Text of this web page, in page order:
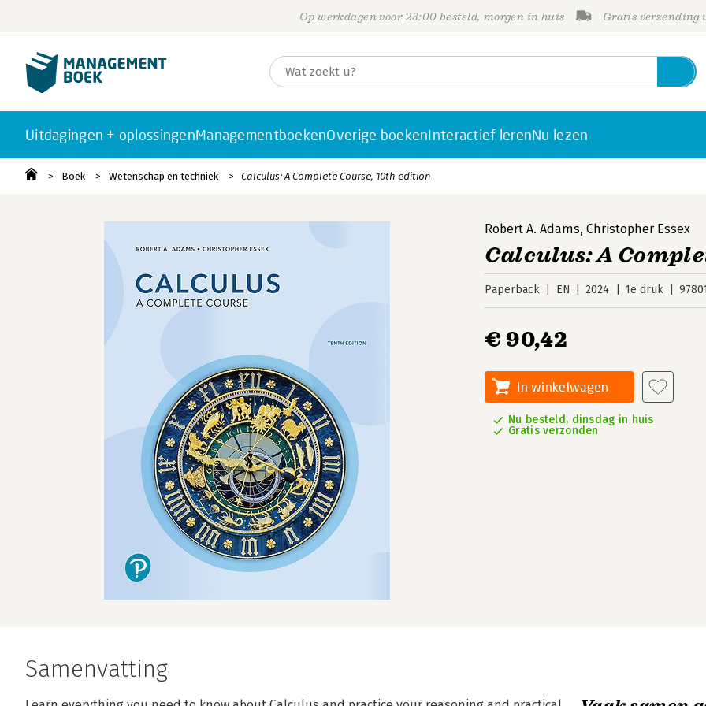
Op werkdagen voor 23:00 besteld, morgen in huis Gratis verzending
Uitdagingen + oplossingenManagementboekenOverige boekenInteractief lerenNu lezen
Boek Wetenschap en techniek Calculus: A Complete Course, 10th edition
Robert A. Adams,Christopher Essex
Calculus: A
Paperback EN 2024 1e druk
€ 90,42
In winkelwagen
Nu besteld, dinsdag in huis
Gratis verzonden
Samenvatting